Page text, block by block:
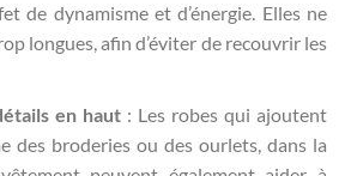
de dynamisme et d’énergie. Elles ne
longues, afin d’éviter de recouvrir les
en haut : Les robes qui ajoutent
des broderies ou des ourlets, dans la